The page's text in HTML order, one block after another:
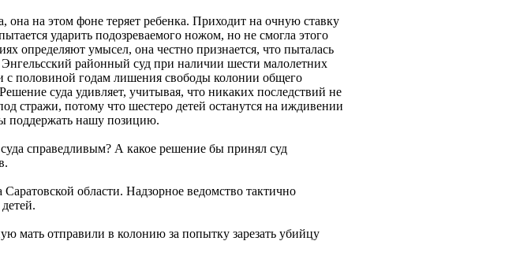
на этом фоне теряет ребенка. Приходит на очную ставку
ударить подозреваемого ножом, но не смогла этого
определяют умысел, она честно признается, что пыталась
Энгельсский районный суд при наличии шести малолетних
с половиной годам лишения свободы колонии общего
суда удивляет, учитывая, что никаких последствий не
стражи, потому что шестеро детей останутся на иждивении
поддержать нашу позицию.
справедливым? А какое решение бы принял суд
области. Надзорное ведомство тактично
мать отправили в колонию за попытку зарезать убийцу